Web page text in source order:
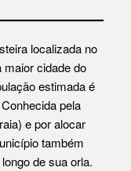
localizada no
maior cidade do
estimada é
pela
e por alocar
também
longo de sua orla.